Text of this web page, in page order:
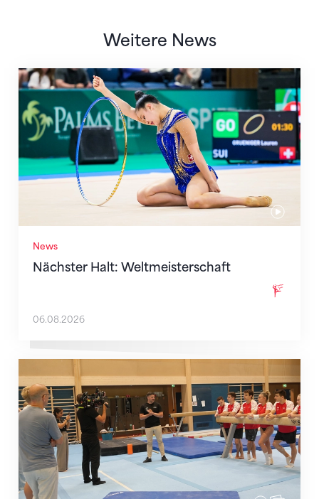
Weitere News
News
Nächster Halt: Weltmeisterschaft
Nächster Halt: Weltmeisterschaft
06.08.2026
Mit klaren Zielen nach Zagreb